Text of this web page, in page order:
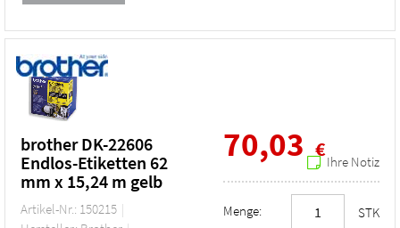
brother DK-22606
Endlos-Etiketten 62
mm x 15,24 m gelb
Artikel-Nr.: 150215
70,03 €
Ihre Notiz
Menge: STK